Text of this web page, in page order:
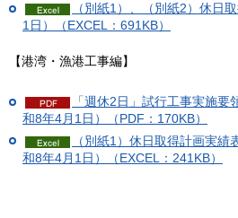
（別紙1）、（別紙2）休日
1日）（EXCEL：691KB）
【港湾・漁港工事編】
「週休2日」試行工事実施
和8年4月1日）（PDF：170KB）
（別紙1）休日取得計画実
和8年4月1日）（EXCEL：241KB）